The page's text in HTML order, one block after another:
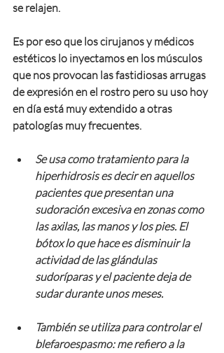
se relajen.
Es por eso que los cirujanos y médicos
estéticos lo inyectamos en los músculos
que nos provocan las fastidiosas arrugas
de expresión en el rostro pero su uso hoy
en día está muy extendido a otras
patologías muy frecuentes.
Se usa como tratamiento para la
hiperhidrosis es decir en aquellos
pacientes que presentan una
sudoración excesiva en zonas como
las axilas, las manos y los pies. El
bótox lo que hace es disminuir la
actividad de las glándulas
sudoríparas y el paciente deja de
sudar durante unos meses.
También se utiliza para controlar el
blefaroespasmo: me refiero a la